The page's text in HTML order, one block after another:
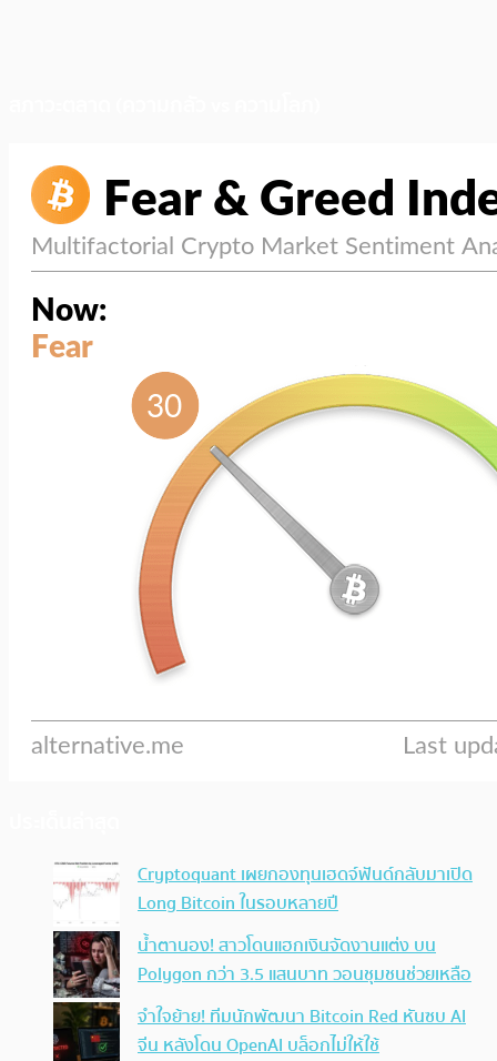
Cryptoquant เผยกองทุนเฮดจ์ฟันด์กลับมาเปิด
Long Bitcoin ในรอบหลายปี
น้ำตานอง! สาวโดนแฮกเงินจัดงานแต่ง บน
Polygon กว่า 3.5 แสนบาท วอนชุมชนช่วยเหลือ
จำใจย้าย! ทีมนักพัฒนา Bitcoin Red หันซบ AI
จีน หลังโดน OpenAI บล็อกไม่ให้ใช้